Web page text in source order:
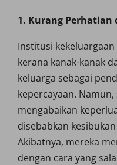
1. Kurang Perhatian
Institusi
kerana kanak-kanak
keluarga sebagai
kepercayaan.
mengabaikan
disebabkan
Akibatnya, mereka
dengan cara yang